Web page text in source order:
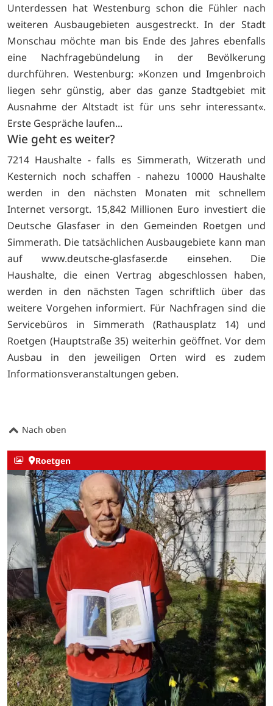
Unterdessen hat Westenburg schon die Fühler nach
weiteren Ausbaugebieten ausgestreckt. In der Stadt
Monschau möchte man bis Ende des Jahres ebenfalls
eine Nachfragebündelung in der Bevölkerung
durchführen. Westenburg: »Konzen und Imgenbroich
liegen sehr günstig, aber das ganze Stadtgebiet mit
Ausnahme der Altstadt ist für uns sehr interessant«.
Erste Gespräche laufen...
Wie geht es weiter?
7214 Haushalte - falls es Simmerath, Witzerath und
Kesternich noch schaffen - nahezu 10000 Haushalte
werden in den nächsten Monaten mit schnellem
Internet versorgt. 15,842 Millionen Euro investiert die
Deutsche Glasfaser in den Gemeinden Roetgen und
Simmerath. Die tatsächlichen Ausbaugebiete kann man
aufwww.deutsche-glasfaser.de einsehen. Die
Haushalte, die einen Vertrag abgeschlossen haben,
werden in den nächsten Tagen schriftlich über das
weitere Vorgehen informiert. Für Nachfragen sind die
Servicebüros in Simmerath (Rathausplatz 14) und
Roetgen (Hauptstraße 35) weiterhin geöffnet. Vor dem
Ausbau in den jeweiligen Orten wird es zudem
Informationsveranstaltungen geben.
Nach oben
Roetgen